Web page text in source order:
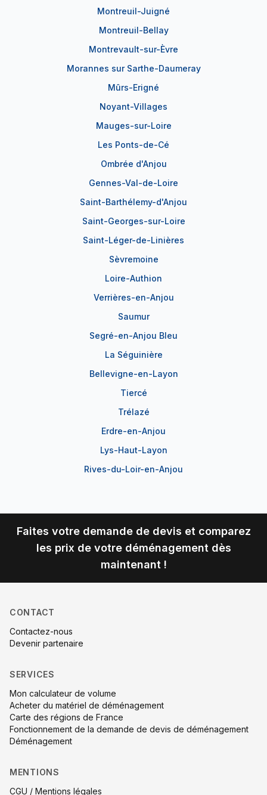
Montreuil-Juigné
Montreuil-Bellay
Montrevault-sur-Èvre
Morannes sur Sarthe-Daumeray
Mûrs-Erigné
Noyant-Villages
Mauges-sur-Loire
Les Ponts-de-Cé
Ombrée d'Anjou
Gennes-Val-de-Loire
Saint-Barthélemy-d'Anjou
Saint-Georges-sur-Loire
Saint-Léger-de-Linières
Sèvremoine
Loire-Authion
Verrières-en-Anjou
Saumur
Segré-en-Anjou Bleu
La Séguinière
Bellevigne-en-Layon
Tiercé
Trélazé
Erdre-en-Anjou
Lys-Haut-Layon
Rives-du-Loir-en-Anjou
Faites votre demande de devis et comparez
les prix de votre déménagement dès
maintenant !
CONTACT
Contactez-nous
Devenir partenaire
SERVICES
Mon calculateur de volume
Acheter du matériel de déménagement
Carte des régions de France
Fonctionnement de la demande de devis de déménagement
Déménagement
MENTIONS
CGU / Mentions légales